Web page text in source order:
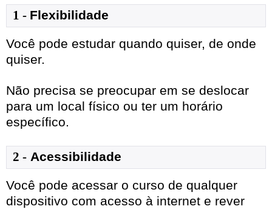
1 - Flexibilidade
Você pode estudar quando quiser, de onde
quiser.
Não precisa se preocupar em se deslocar
para um local físico ou ter um horário
específico.
2 - Acessibilidade
Você pode acessar o curso de qualquer
dispositivo com acesso à internet e rever